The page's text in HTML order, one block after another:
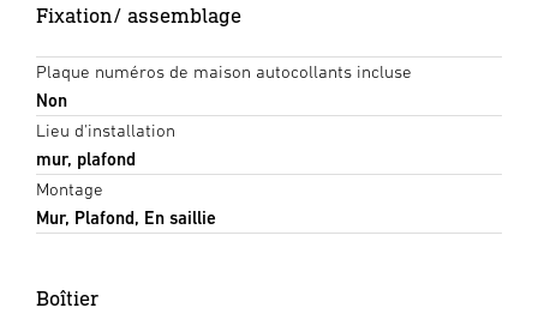
Fixation/ assemblage
Plaque numéros de maison autocollants incluse
Non
Lieu d'installation
mur, plafond
Montage
Mur, Plafond, En saillie
Boîtier